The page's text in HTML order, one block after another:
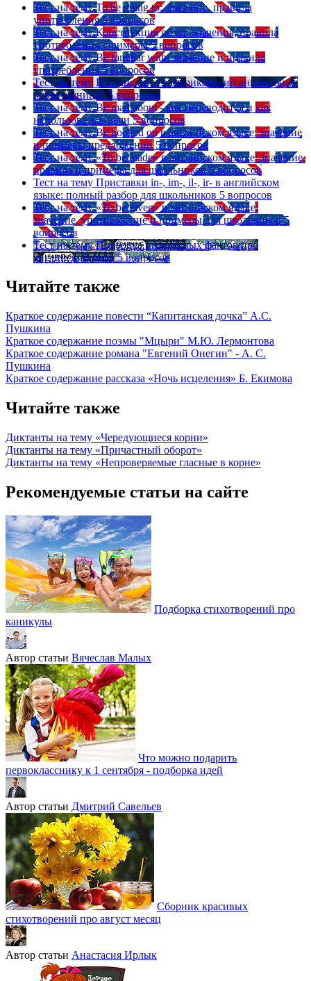
Тест на тему To be going to: значение, правила
употребления 5 вопросов
Тест на тему Конструкция go on: значения, правила
употребления, примеры 5 вопросов
Тест на тему Be familiar with: значение и правила
употребления 5 вопросов
Тест на тему Британский vs американский английский:
в чем разница? 5 вопросов
Тест на тему Be mad about - как переводится и как
использовать в речи 5 вопросов
Тест на тему Be hooked on в английском языке: значение
и примеры предложений 5 вопросов
Тест на тему «To be made» в английском языке: значение,
правила и примеры для школьников 5 вопросов
Тест на тему Приставки in-, im-, il-, ir- в английском
языке: полный разбор для школьников 5 вопросов
Тест на тему «To be given» в английском языке:
значение, употребление и примеры для школьников 5
вопросов
Тест на тему Подборка интересных фактов про
английский язык 5 вопросов
Читайте также
Краткое содержание повести “Капитанская дочка” А.С.
Пушкина
Краткое содержание поэмы "Мцыри" М.Ю. Лермонтова
Краткое содержание романа "Евгений Онегин" - А. С.
Пушкина
Краткое содержание рассказа «Ночь исцеления» Б. Екимова
Читайте также
Диктанты на тему «Чередующиеся корни»
Диктанты на тему «Причастный оборот»
Диктанты на тему «Непроверяемые гласные в корне»
Рекомендуемые статьи на сайте
Подборка стихотворений про
каникулы
Автор статьи Вячеслав Малых
Что можно подарить
первокласснику к 1 сентября - подборка идей
Автор статьи Дмитрий Савельев
Сборник красивых
стихотворений про август месяц
Автор статьи Анастасия Ирлык